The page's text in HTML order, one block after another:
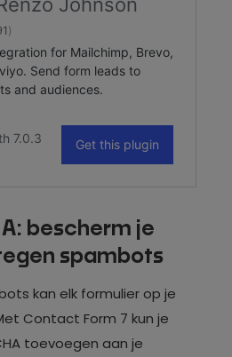
bescherm je
spambots
kan elk formulier op je
Contact Form 7 kun je
toevoegen aan je